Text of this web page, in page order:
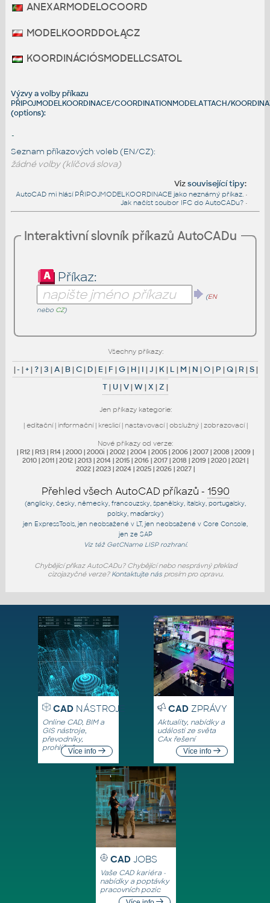
ANEXARMODELOCOORD
MODELKOORDDOŁĄCZ
KOORDINÁCIÓSMODELLCSATOL
Výzvy a volby příkazu
PŘIPOJMODELKOORDINACE/COORDINATIONMODELATTACH/
(options):
-
Seznam příkazových voleb (EN/CZ):
žádné volby (klíčová slova)
Vizsouvisející tipy:
AutoCAD mi hlásí PŘIPOJMODELKOORDINACE jako neznámý příkaz. •
Jak načíst soubor IFC do AutoCADu? •
Interaktivní slovník příkazů AutoCADu
Příkaz:
(EN
nebo CZ)
Všechny příkazy:
|- |+|?|3 |A| B|C| D| E| F |G| H| I |J | K| L | M | N |O| P |Q| R |S|
T| U|V|W|X |Z |
Jen příkazy kategorie:
| editační| informační| kreslicí| nastavovací| obslužný| zobrazovací|
Nové příkazy od verze:
| R12 | R13 | R14 | 2000 | 2000i | 2002 | 2004 | 2005 | 2006 | 2007 | 2008 | 2009 |
2010 | 2011 | 2012 | 2013 | 2014 | 2015 | 2016 | 2017 | 2018 | 2019 | 2020 | 2021 |
2022 | 2023 | 2024 | 2025 | 2026 | 2027 |
Přehled všech AutoCAD příkazů - 1590
(anglicky, česky, německy, francouzsky, španělsky, italsky, portugalsky,
polsky, maďarsky)
jen ExpressTools , jen neobsažené v LT, jen neobsažené v Core Console
jen ze SAP
Viz též GetCNameLISP rozhraní.
Chybějící příkaz AutoCADu? Chybějící nebo nesprávný překlad
cizojazyčné verze? Kontaktujte násprosím pro opravu.
CADNÁSTROJE
Online CAD, BIM a
GIS nástroje,
převodníky,
prohlížečeVíce info
CADZPRÁVY
Aktuality, nabídky a
události ze světa
CAx řešení
Více info
CAD JOBS
Vaše CAD kariéra -
nabídky a poptávky
pracovních pozic